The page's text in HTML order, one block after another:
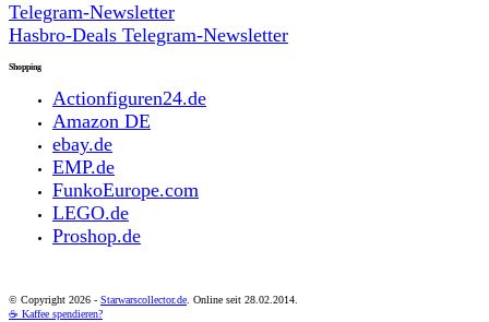
Telegram-Newsletter
Hasbro-Deals Telegram-Newsletter
Shopping
Actionfiguren24.de
Amazon DE
ebay.de
EMP.de
FunkoEurope.com
LEGO.de
Proshop.de
© Copyright 2026 - Starwarscollector.de . Online seit 28.02.2014.
☕ Kaffee spendieren?